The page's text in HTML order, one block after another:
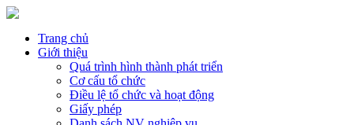
Trang chủ
Giới thiệu
Quá trình hình thành phát triển
Cơ cấu tổ chức
Điều lệ tổ chức và hoạt động
Giấy phép